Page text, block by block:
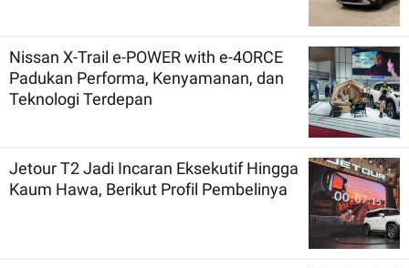
Nissan X-Trail e-POWER with e-4ORCE
Padukan Performa, Kenyamanan, dan
Teknologi Terdepan
Jetour T2 Jadi Incaran Eksekutif Hingga
Kaum Hawa, Berikut Profil Pembelinya